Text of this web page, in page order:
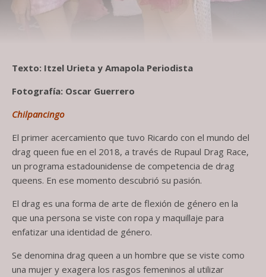
Texto: Itzel Urieta y Amapola Periodista
Fotografía: Oscar Guerrero
Chilpancingo
El primer acercamiento que tuvo Ricardo con el mundo del
drag queen fue en el 2018, a través de Rupaul Drag Race,
un programa estadounidense de competencia de drag
queens. En ese momento descubrió su pasión.
El drag es una forma de arte de flexión de género en la
que una persona se viste con ropa y maquillaje para
enfatizar una identidad de género.
Se denomina drag queen a un hombre que se viste como
una mujer y exagera los rasgos femeninos al utilizar